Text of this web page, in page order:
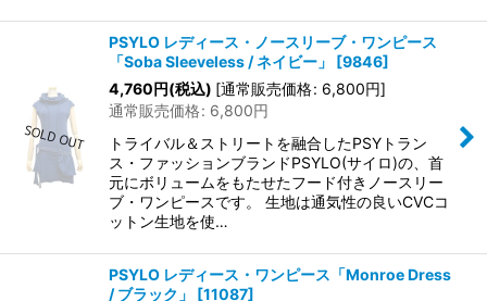
PSYLO レディース・ノースリーブ・ワンピース
「Soba Sleeveless / ネイビー」
[9846]
4,760円(税込) [通常販売価格: 6,800円]
通常販売価格: 6,800円
トライバル＆ストリートを融合したPSYトラン
ス・ファッションブランドPSYLO(サイロ)の、首
元にボリュームをもたせたフード付きノースリー
ブ・ワンピースです。 生地は通気性の良いCVCコ
ットン生地を使…
PSYLO レディース・ワンピース「Monroe Dress
/ ブラック」
[11087]